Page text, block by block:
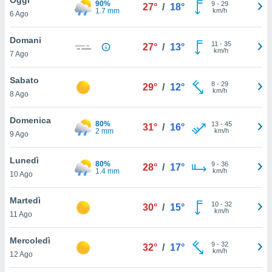
è
al sito
di
ci
di
il
un
la
nella
6 Ago
90%
1.7 mm
27° / 18° 9- 29
km/h
Domani
7 Ago
27° / 13° 11 - 35
km/h
Sabato
8 Ago
29° / 12° 8- 29
km/h
Domenica
9 Ago
80%
2 mm
31° / 16° 13- 45
km/h
Lunedì
10 Ago
80%
1.4 mm
28° / 17° 9- 36
km/h
Martedì
11 Ago
30° / 15° 10- 32
km/h
Mercoledì
12 Ago
32° / 17° 9- 32
km/h